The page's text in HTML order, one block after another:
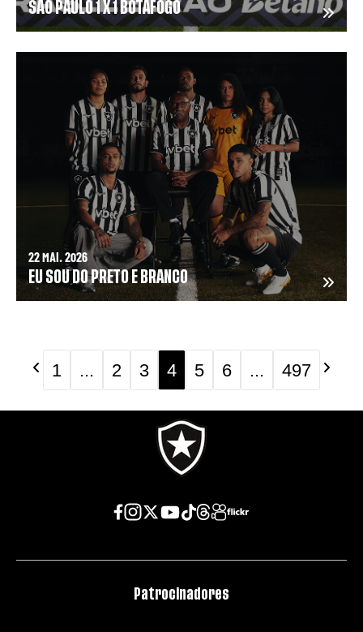
SÃO PAULO 1 X 1 BOTAFOGO
22 MAI. 2026
EU SOU DO PRETO E BRANCO
1 ... 2 3 4 5 6 ... 497
Patrocinadores